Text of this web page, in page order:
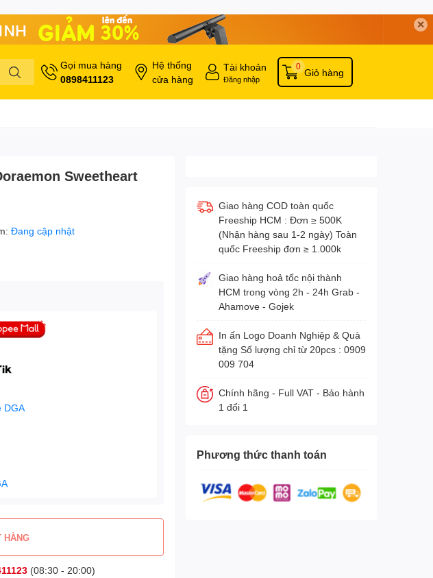
✕
Gọi mua hàng
0898411123
Hệ thống
cửa hàng
Tài khoản
Đăng nhập
Giỏ hàng
0
Sweetheart
Đang cập nhật
HÀNG
(08:30 - 20:00)
Giao hàng COD toàn quốc
Freeship HCM : Đơn ≥ 500K
(Nhận hàng sau 1-2 ngày) Toàn
quốc Freeship đơn ≥ 1.000k
Giao hàng hoả tốc nội thành
HCM trong vòng 2h - 24h Grab -
Ahamove - Gojek
In ấn Logo Doanh Nghiệp & Quà
tặng Số lượng chỉ từ 20pcs : 0909
009 704
Chính hãng - Full VAT - Bảo hành
1 đổi 1
Phương thức thanh toán